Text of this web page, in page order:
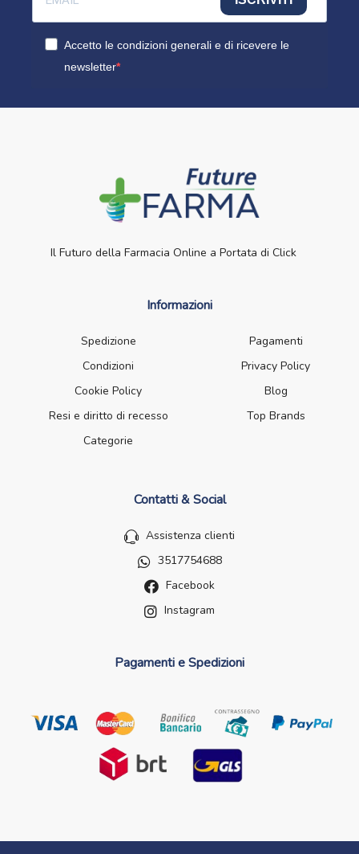
Accetto le condizioni generali e di ricevere le
newsletter
Il Futuro della Farmacia Online a Portata di Click
Informazioni
Spedizione
Pagamenti
Condizioni
Privacy Policy
Cookie Policy
Blog
Resi e diritto di recesso
Top Brands
Categorie
Contatti & Social
Assistenza clienti
3517754688
Facebook
Instagram
Pagamenti e Spedizioni